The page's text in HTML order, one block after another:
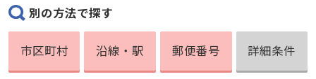
別の方法で探す
市区町村 沿線・駅 郵便番号 詳細条件